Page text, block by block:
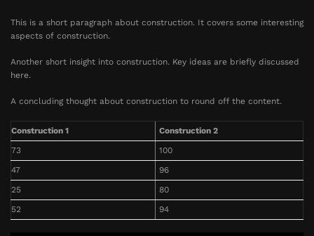
This is a short paragraph about construction. It covers some interesting
aspects of construction.
Another short insight into construction. Key ideas are briefly discussed
here.
A concluding thought about construction to round off the content.
Construction 1
Construction 2
73
100
47
96
25
80
52
94